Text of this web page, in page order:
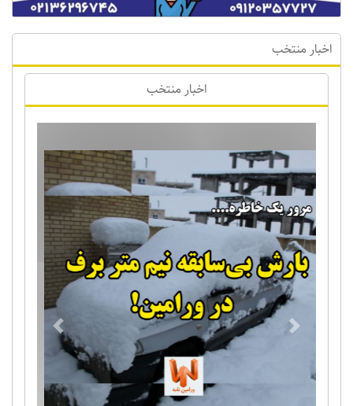
اخبار منتخب
اخبار منتخب
Previous Next